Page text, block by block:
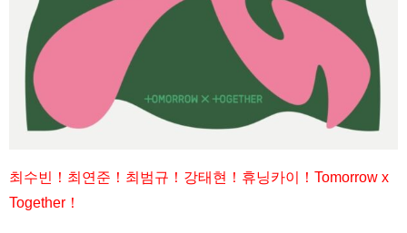
최수빈！최연준！최범규！강태현！휴닝카이！Tomorrow x
Together！